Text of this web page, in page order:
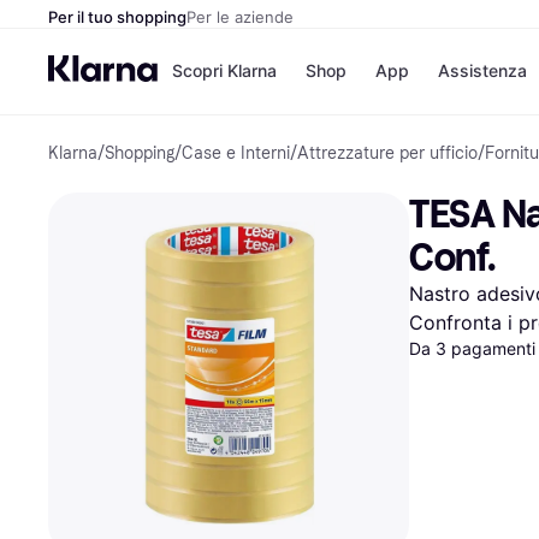
Per il tuo shoppingPer le aziende
Scopri Klarna
Opzioni di
Paga ora
Paga in 3 rate
Paga dopo 30 giorni
Finanziamento
Shop
Negozi
Unieuro
Media
eBay
Zalando
App Assistenza
Klarna/Shopping/Case e Interni/Attrezzature per ufficio/
TESA
Conf.
Nastro
Confronta i
Da 3